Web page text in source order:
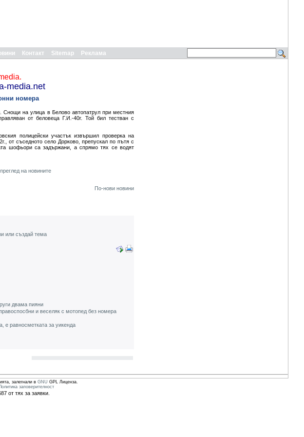
Контакт Sitemap Реклама
media.net
номера
на улица в Белово автопатрул при местния
от беловеца Г.И.-40г. Той бил тестван с
полицейски участък извършил проверка на
от съседното село Дорково, препускал по пътя с
шофьори са задържани, а спрямо тях се водят
на новините
По-нови новини
или създай тема
двама пияни
и веселяк с мотопед без номера
е равносметката за уикенда
залегнали в GNU GPL Лиценза.
заповерителност
от тях за заявки.